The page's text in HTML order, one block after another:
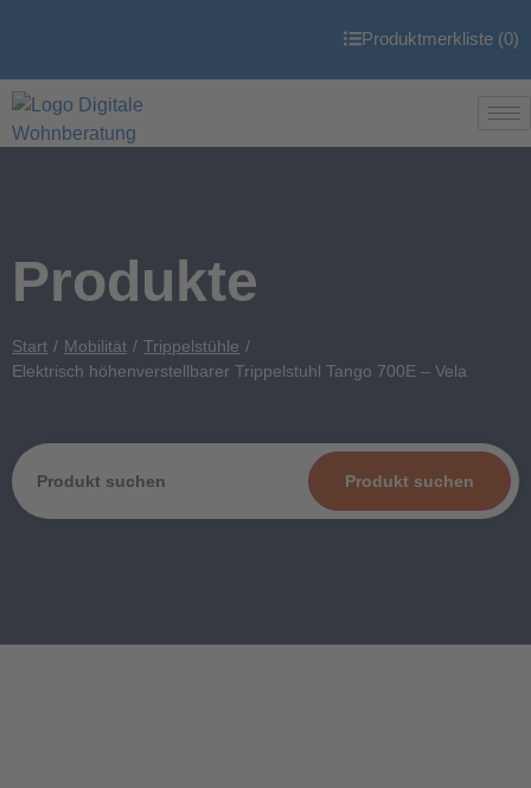
Produktmerkliste (0)
Produkte
Start Mobilität
Trippelstühle
Elektrisch höhenverstellbarer Trippelstuhl Tango 700E – Vela
Produkt suchen